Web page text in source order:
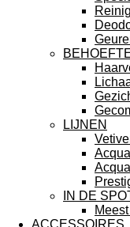
LIJNEN
IN DE
ACCESSOIRES